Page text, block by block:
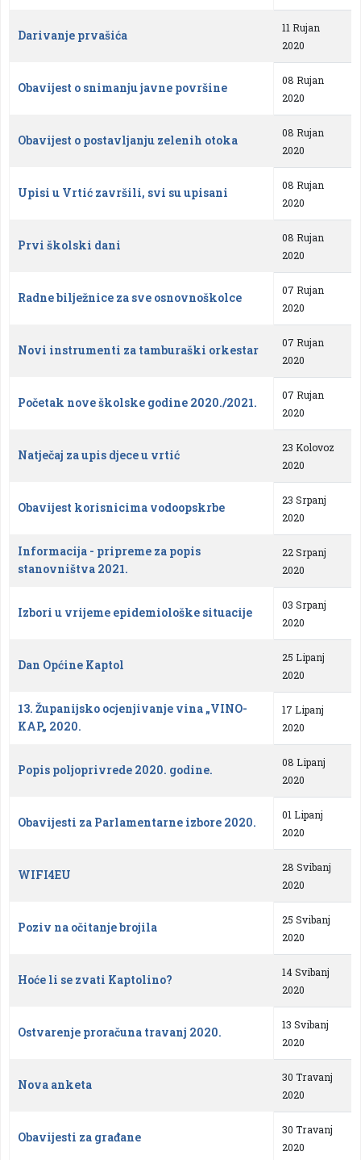
Darivanje prvašića
11 Rujan
2020
Obavijest o snimanju javne površine
08 Rujan
2020
Obavijest o postavljanju zelenih otoka
08 Rujan
2020
Upisi u Vrtić završili, svi su upisani
08 Rujan
2020
Prvi školski dani
08 Rujan
2020
Radne bilježnice za sve osnovnoškolce
07 Rujan
2020
Novi instrumenti za tamburaški orkestar
07 Rujan
2020
Početak nove školske godine 2020./2021.
07 Rujan
2020
Natječaj za upis djece u vrtić
23 Kolovoz
2020
Obavijest korisnicima vodoopskrbe
23 Srpanj
2020
Informacija - pripreme za popis
stanovništva 2021.
22 Srpanj
2020
Izbori u vrijeme epidemiološke situacije
03 Srpanj
2020
Dan Općine Kaptol
25 Lipanj
2020
13. Županijsko ocjenjivanje vina „VINO-
KAP„ 2020.
17 Lipanj
2020
Popis poljoprivrede 2020. godine.
08 Lipanj
2020
Obavijesti za Parlamentarne izbore 2020.
01 Lipanj
2020
WIFI4EU
28 Svibanj
2020
Poziv na očitanje brojila
25 Svibanj
2020
Hoće li se zvati Kaptolino?
14 Svibanj
2020
Ostvarenje proračuna travanj 2020.
13 Svibanj
2020
Nova anketa
30 Travanj
2020
Obavijesti za građane
30 Travanj
2020